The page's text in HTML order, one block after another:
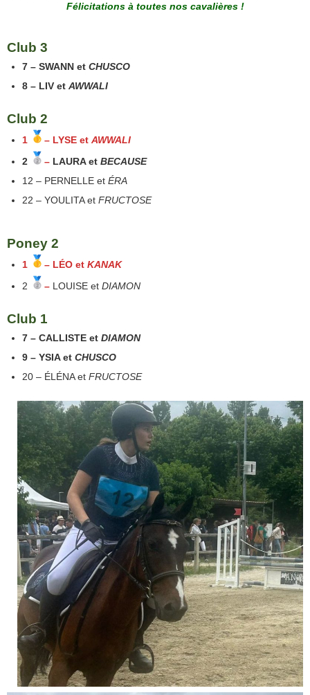
Félicitations à toutes nos cavalières !
Club 3
7 – SWANN et CHUSCO
8 – LIV et AWWALI
Club 2
1 – LYSE et AWWALI
2
– LAURA et BECAUSE
12 – PERNELLE et ÉRA
22 – YOULITA et FRUCTOSE
Poney 2
1 – LÉO et KANAK
2
– LOUISE et DIAMON
Club 1
7 – CALLISTE et DIAMON
9 – YSIA et CHUSCO
20 – ÉLÉNA et FRUCTOSE